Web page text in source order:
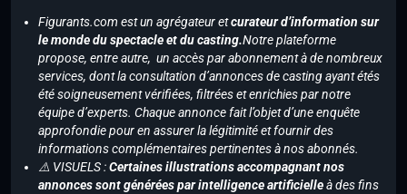
Figurants.com est un agrégateur etcurateur d’information sur
le monde du spectacle et du casting.Notre plateforme
propose, entre autre, un accès par abonnement à de nombreux
services, dont la consultation d’annonces de casting ayant étés
été soigneusement vérifiées, filtrées et enrichies par notre
équipe d’experts. Chaque annonce fait l’objet d’une enquête
approfondie pour en assurer la légitimité et fournir des
informations complémentaires pertinentes à nos abonnés.
⚠️ VISUELS :Certaines illustrations accompagnant nos
annonces sont générées par intelligence artificielleà des fins